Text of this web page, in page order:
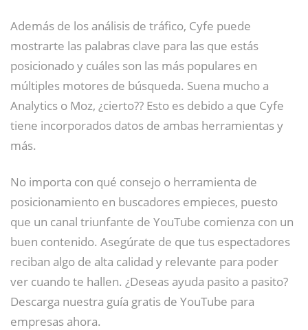
Además de los análisis de tráfico, Cyfe puede
mostrarte las palabras clave para las que estás
posicionado y cuáles son las más populares en
múltiples motores de búsqueda. Suena mucho a
Analytics o Moz, ¿cierto?? Esto es debido a que Cyfe
tiene incorporados datos de ambas herramientas y
más.
No importa con qué consejo o herramienta de
posicionamiento en buscadores empieces, puesto
que un canal triunfante de YouTube comienza con un
buen contenido. Asegúrate de que tus espectadores
reciban algo de alta calidad y relevante para poder
ver cuando te hallen. ¿Deseas ayuda pasito a pasito?
Descarga nuestra guía gratis de YouTube para
empresas ahora.